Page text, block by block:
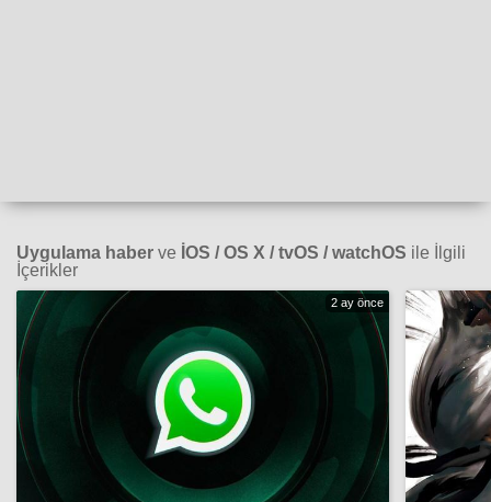
Uygulama haber ve İOS / OS X / tvOS / watchOS ile İlgili
İçerikler
2 ay önce